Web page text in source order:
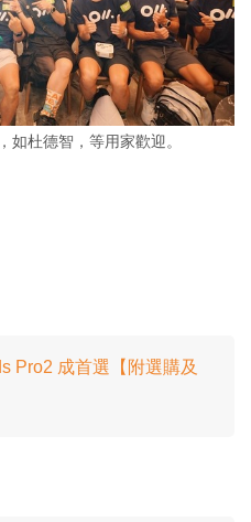
如杜德智，等用家歡迎。
Pro2 成首選【附選購及